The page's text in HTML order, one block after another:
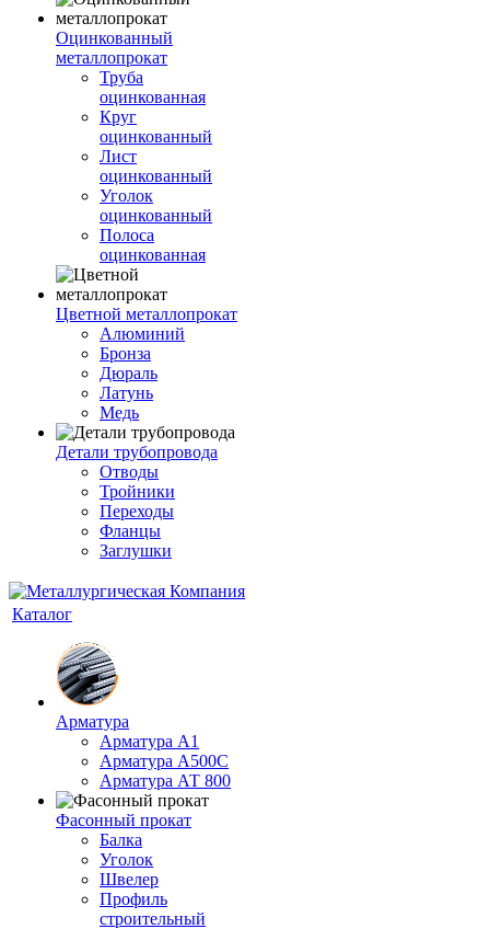
Оцинкованный
металлопрокат
Труба
оцинкованная
Круг
оцинкованный
Лист
оцинкованный
Уголок
оцинкованный
Полоса
оцинкованная
Цветной металлопрокат
Алюминий
Бронза
Дюраль
Латунь
Медь
Детали трубопровода
Отводы
Тройники
Переходы
Фланцы
Заглушки
Каталог
Арматура
Арматура А1
Арматура А500С
Арматура АТ 800
Фасонный прокат
Балка
Уголок
Швелер
Профиль
строительный